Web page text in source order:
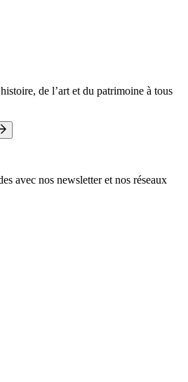
de l’art et du patrimoine à tous
avec nos newsletter et nos réseaux